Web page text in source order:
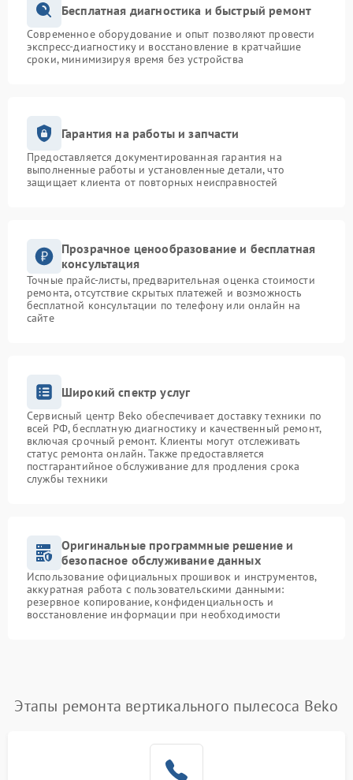
Бесплатная диагностика и быстрый ремонт
Современное оборудование и опыт позволяют провести
экспресс-диагностику и восстановление в кратчайшие
сроки, минимизируя время без устройства
Гарантия на работы и запчасти
Предоставляется документированная гарантия на
выполненные работы и установленные детали, что
защищает клиента от повторных неисправностей
Прозрачное ценообразование и бесплатная
консультация
Точные прайс-листы, предварительная оценка стоимости
ремонта, отсутствие скрытых платежей и возможность
бесплатной консультации по телефону или онлайн на
сайте
Широкий спектр услуг
Сервисный центр Beko обеспечивает доставку техники по
всей РФ, бесплатную диагностику и качественный ремонт,
включая срочный ремонт. Клиенты могут отслеживать
статус ремонта онлайн. Также предоставляется
постгарантийное обслуживание для продления срока
службы техники
Оригинальные программные решение и
безопасное обслуживание данных
Использование официальных прошивок и инструментов,
аккуратная работа с пользовательскими данными:
резервное копирование, конфиденциальность и
восстановление информации при необходимости
Этапы ремонта вертикального пылесоса Beko